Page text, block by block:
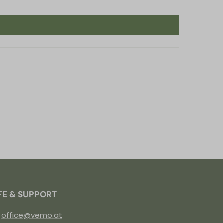
& SUPPORT
office@vemo.at